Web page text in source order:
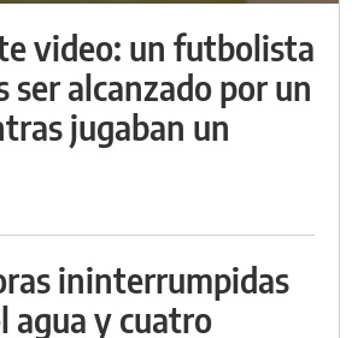
video: un futbolista
ser alcanzado por un
jugaban un
ininterrumpidas
agua y cuatro